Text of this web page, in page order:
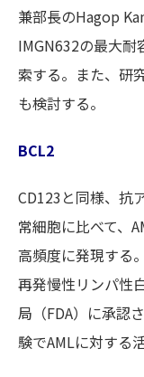
兼部長のHagop
IMGN632の最大
索する。また、研
も検討する。
BCL2
CD123と同様、抗
常細胞に比べて、
高頻度に発現する
再発慢性リンパ性
局（FDA）に承認
験でAMLに対する